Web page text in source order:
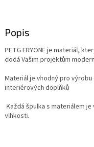
Popis
PETG ERYONE je materiál,
dodá Vašim projektům
Materiál je vhodný pro
interiérových doplňků
Každá špulka s materiálem
vlhkosti.